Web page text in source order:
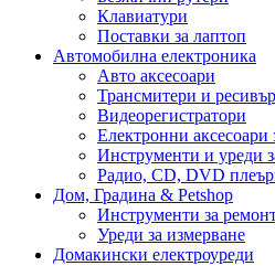
Клавиатури
Поставки за лаптоп
Автомобилна електроника
Авто аксесоари
Трансмитери и
Видеорегистратори
Електронни аксесоари
Инструменти и уреди
Радио, CD, DVD
Дом, Градина & Petshop
Инструменти за
Уреди за измерване
Домакински електроуреди